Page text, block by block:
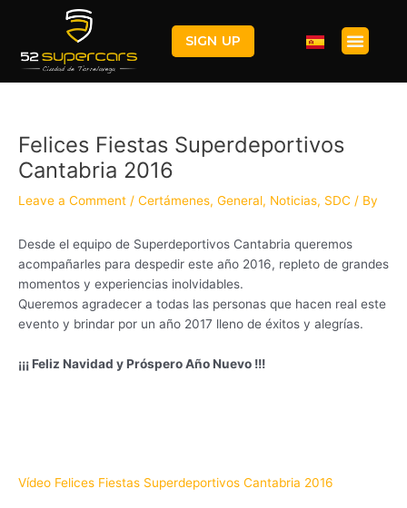
content
SIGN UP Menu
Felices Fiestas Superdeportivos
Cantabria 2016
Leave a Comment / Certámenes, General, Noticias, SDC / By
Desde el equipo de Superdeportivos Cantabria queremos
acompañarles para despedir este año 2016, repleto de grandes
momentos y experiencias inolvidables.
Queremos agradecer a todas las personas que hacen real este
evento y brindar por un año 2017 lleno de éxitos y alegrías.
¡¡¡ Feliz Navidad y Próspero Año Nuevo !!!
Vídeo Felices Fiestas Superdeportivos Cantabria 2016